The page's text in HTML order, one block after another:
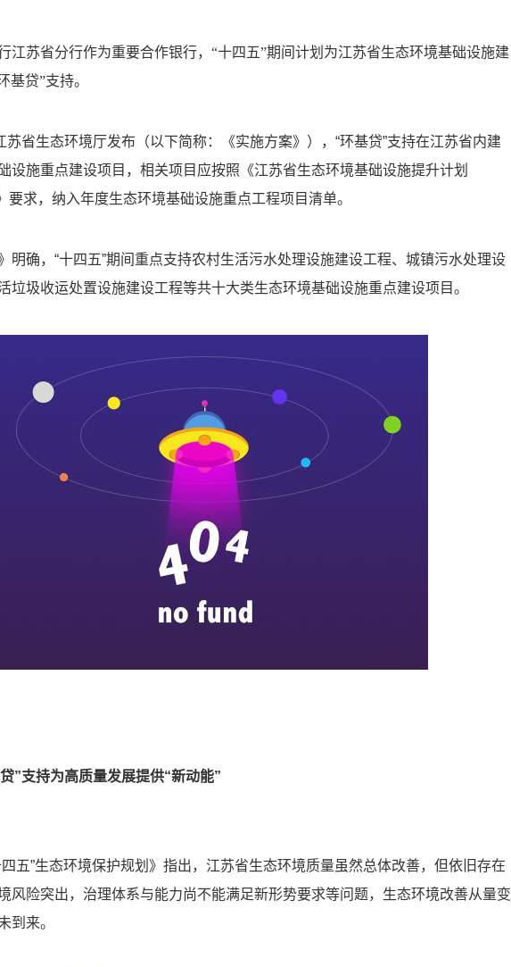
江苏省分行作为重要合作银行，“十四五”期间计划为江苏省生态环境基础设施建
基贷”支持。
苏省生态环境厅发布（以下简称：《实施方案》），“环基贷”支持在江苏省内建
设施重点建设项目，相关项目应按照《江苏省生态环境基础设施提升计划
要求，纳入年度生态环境基础设施重点工程项目清单。
明确，“十四五”期间重点支持农村生活污水处理设施建设工程、城镇污水处理设
垃圾收运处置设施建设工程等共十大类生态环境基础设施重点建设项目。
”支持为高质量发展提供“新动能”
四五”生态环境保护规划》指出，江苏省生态环境质量虽然总体改善，但依旧存在
风险突出，治理体系与能力尚不能满足新形势要求等问题，生态环境改善从量变
到来。